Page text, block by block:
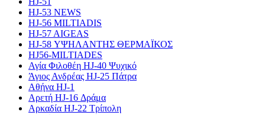
HJ-53 NEWS
HJ-56 MILTIADIS
HJ-57 AIGEAS
HJ-58 ΥΨΗΛΑΝΤΗΣ ΘΕΡΜΑΪΚΟΣ
HJ56-MILTIADES
Αγία Φιλοθέη HJ-40 Ψυχικό
Άγιος Ανδρέας HJ-25 Πάτρα
Αθήνα HJ-1
Αρετή HJ-16 Δράμα
Αρκαδία HJ-22 Τρίπολη